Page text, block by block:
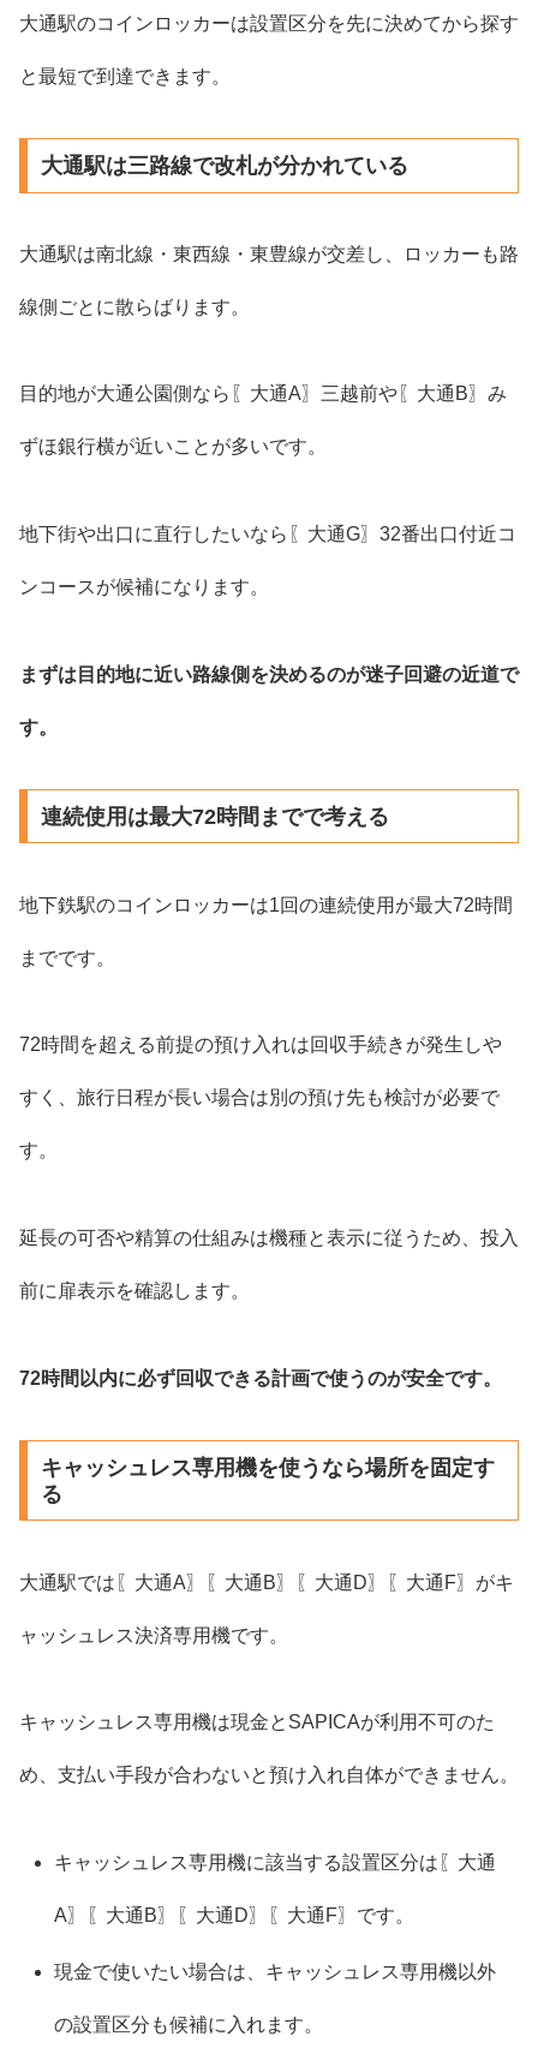
大通駅のコインロッカーは設置区分を先に決めてから探す
と最短で到達できます。
大通駅は三路線で改札が分かれている
大通駅は南北線・東西線・東豊線が交差し、ロッカーも路
線側ごとに散らばります。
目的地が大通公園側なら〖大通A〗三越前や〖大通B〗み
ずほ銀行横が近いことが多いです。
地下街や出口に直行したいなら〖大通G〗32番出口付近コ
ンコースが候補になります。
まずは目的地に近い路線側を決めるのが迷子回避の近道で
す。
連続使用は最大72時間までで考える
地下鉄駅のコインロッカーは1回の連続使用が最大72時間
までです。
72時間を超える前提の預け入れは回収手続きが発生しや
すく、旅行日程が長い場合は別の預け先も検討が必要で
す。
延長の可否や精算の仕組みは機種と表示に従うため、投入
前に扉表示を確認します。
72時間以内に必ず回収できる計画で使うのが安全です。
キャッシュレス専用機を使うなら場所を固定す
る
大通駅では〖大通A〗〖大通B〗〖大通D〗〖大通F〗がキ
ャッシュレス決済専用機です。
キャッシュレス専用機は現金とSAPICAが利用不可のた
め、支払い手段が合わないと預け入れ自体ができません。
キャッシュレス専用機に該当する設置区分は〖大通
A〗〖大通B〗〖大通D〗〖大通F〗です。
現金で使いたい場合は、キャッシュレス専用機以外
の設置区分も候補に入れます。